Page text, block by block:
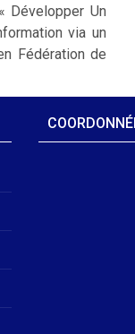
Développer Un
via un
Fédération de